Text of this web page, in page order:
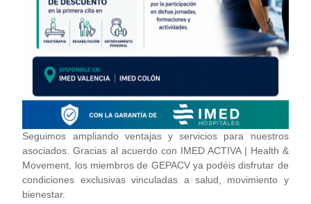
Seguimos ampliando ventajas y servicios para nuestros
asociados. Gracias al acuerdo con IMED ACTIVA | Health &
Movement, los miembros de GEPACV ya podéis disfrutar de
condiciones exclusivas vinculadas a salud, movimiento y
bienestar.